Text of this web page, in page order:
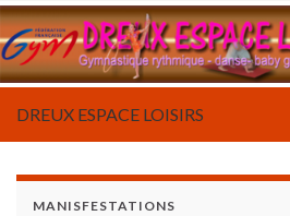
DREUX ESPACE LOISIRS
MANISFESTATIONS